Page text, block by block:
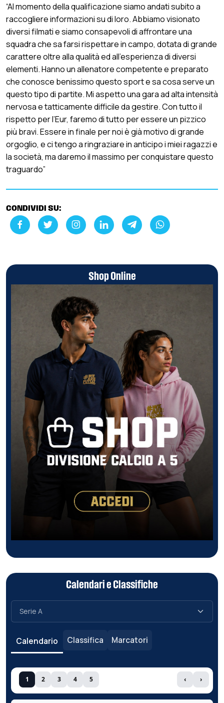
“Al momento della qualificazione siamo andati subito a
raccogliere informazioni su di loro. Abbiamo visionato
diversi filmati e siamo consapevoli di affrontare una
squadra che sa farsi rispettare in campo, dotata di grande
carattere oltre alla qualità ed all’esperienza di diversi
elementi. Hanno un allenatore competente e preparato
che conosce benissimo questo sport e sa cosa serve un
questo tipo di partite. Mi aspetto una gara ad alta intensità
nervosa e tatticamente difficile da gestire. Con tutto il
rispetto per l’Eur, faremo di tutto per essere un pizzico
più bravi. Essere in finale per noi è già motivo di grande
orgoglio, e ci tengo a ringraziare in anticipo i miei ragazzi e
la società, ma daremo il massimo per conquistare questo
traguardo”
CONDIVIDI SU:
Shop Online
Calendari e Classifiche
Calendario Classifica Marcatori
1 2 3 4 5 ‹ ›